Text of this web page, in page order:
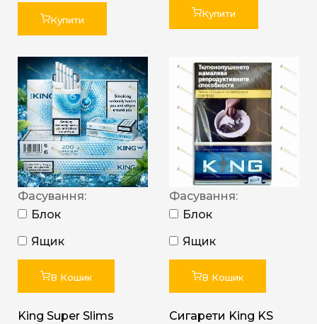
Купити
Купити
Фасування:
Блок
Ящик
В Кошик
King Super Slims
Фасування:
Блок
Ящик
В Кошик
Сигарети King KS